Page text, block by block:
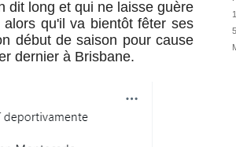
dit long et qui ne laisse guère
qu'il va bientôt fêter ses
début de saison pour cause
dernier à Brisbane.